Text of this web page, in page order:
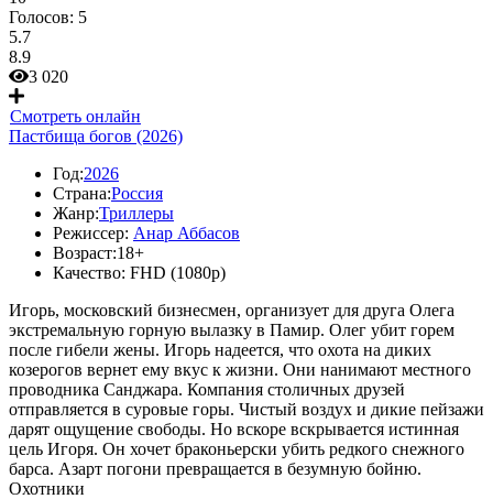
Голосов: 5
5.7
8.9
3 020
Смотреть онлайн
Пастбища богов (2026)
Год:2026
Страна:Россия
Жанр:Триллеры
Режиссер: Анар Аббасов
Возраст:18+
Качество: FHD (1080p)
Игорь, московский бизнесмен, организует для друга Олега
экстремальную горную вылазку в Памир. Олег убит горем
после гибели жены. Игорь надеется, что охота на диких
козерогов вернет ему вкус к жизни. Они нанимают местного
проводника Санджара. Компания столичных друзей
отправляется в суровые горы. Чистый воздух и дикие пейзажи
дарят ощущение свободы. Но вскоре вскрывается истинная
цель Игоря. Он хочет браконьерски убить редкого снежного
барса. Азарт погони превращается в безумную бойню.
Охотники